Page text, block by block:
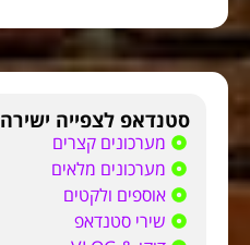
סטנדאפ לצפייה ישירה
מערכונים קצרים
מערכונים מלאים
אוספים ולקטים
שירי סטנדאפ